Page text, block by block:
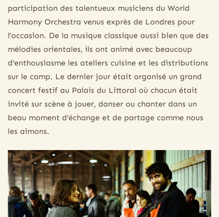
participation des talentueux musiciens du World
Harmony Orchestra venus exprès de Londres pour
l’occasion. De la musique classique aussi bien que des
mélodies orientales, ils ont animé avec beaucoup
d’enthousiasme les ateliers cuisine et les distributions
sur le camp. Le dernier jour était organisé un grand
concert festif au Palais du Littoral où chacun était
invité sur scène à jouer, danser ou chanter dans un
beau moment d’échange et de partage comme nous
les aimons.